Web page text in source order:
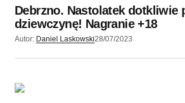
Debrzno. Nastolatek dotkliwie
dziewczynę! Nagranie +18
Autor: Daniel Laskowski28/07/2023